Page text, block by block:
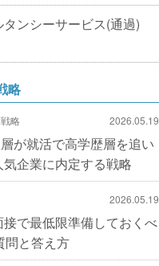
ンシーサービス(通過)
略
略 2026.05.19
が就活で高学歴層を追い
企業に内定する戦略
2026.05.19
で最低限準備しておくべ
問と答え方